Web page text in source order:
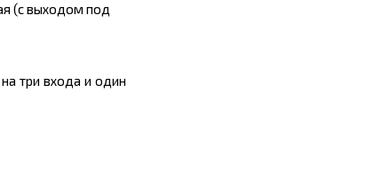
(с выходом под
три входа и один